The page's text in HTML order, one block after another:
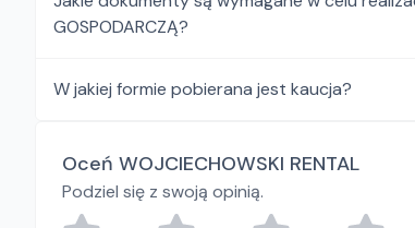
GOSPODARCZĄ?
W jakiej formie pobierana jest kaucja?
Oceń WOJCIECHOWSKI RENTAL
Podziel się z swoją opinią.